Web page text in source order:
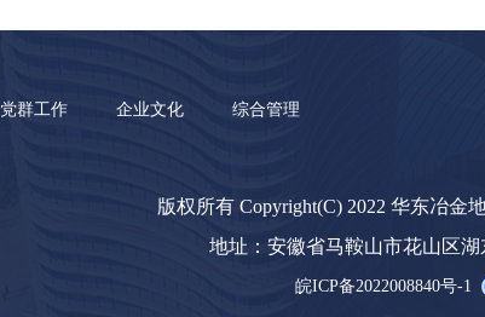
党群工作 企业文化 综合管理
版权所有 Copyright(C) 2022 华东冶金
地址：安徽省马鞍山市花山区湖
皖ICP备2022008840号-1